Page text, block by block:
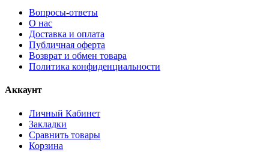
Вопросы-ответы
О нас
Доставка и оплата
Публичная оферта
Возврат и обмен товара
Политика конфиденциальности
Аккаунт
Личный Кабинет
Закладки
Сравнить товары
Корзина